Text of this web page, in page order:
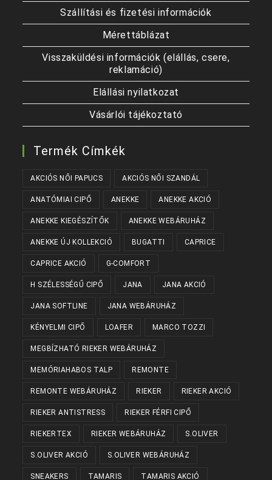
Szállítási és fizetési információk
Mérettáblázat
Visszaküldési információk (elállás, csere,
reklamáció)
Elállási nyilatkozat
Vásárlói tájékoztató
Termék Címkék
AKCIÓS NŐI PAPUCS AKCIÓS NŐI SZANDÁL
ANATÓMIAI CIPŐ ANEKKE ANEKKE AKCIÓ
ANEKKE KIEGÉSZÍTŐK ANEKKE WEBÁRUHÁZ
ANEKKE ÚJ KOLLEKCIÓ BUGATTI CAPRICE
CAPRICE AKCIÓ G-COMFORT
H SZÉLESSÉGŰ CIPŐ JANA JANA AKCIÓ
JANA SOFTLINE JANA WEBÁRUHÁZ
KÉNYELMI CIPŐ LOAFER MARCO TOZZI
MEGBÍZHATÓ RIEKER WEBÁRUHÁZ
MEMÓRIAHABOS TALP REMONTE
REMONTE WEBÁRUHÁZ RIEKER RIEKER AKCIÓ
RIEKER ANTISTRESS RIEKER FÉRFI CIPŐ
RIEKERTEX RIEKER WEBÁRUHÁZ S.OLIVER
S.OLIVER AKCIÓ S.OLIVER WEBÁRUHÁZ
SNEAKERS TAMARIS TAMARIS AKCIÓ